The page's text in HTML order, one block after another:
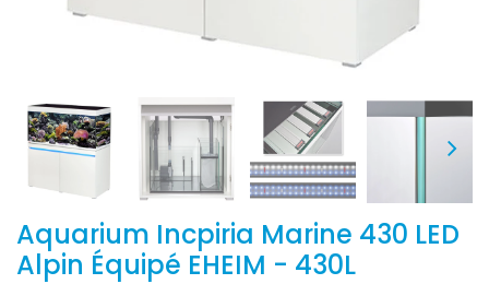
Aquarium Incpiria Marine 430 LED
Alpin Équipé EHEIM - 430L